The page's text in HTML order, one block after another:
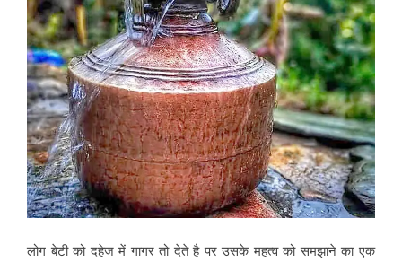
लोग बेटी को दहेज में गागर तो देते है पर उसके महत्व को समझाने का एक